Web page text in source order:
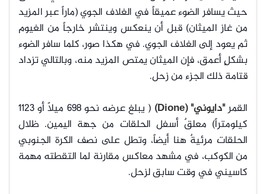
حيث يسافر الضوء عميقاً في الغلاف الجوي (ماراً عبر المزيد
من غاز الميثان) قبل أن ينعكس وينتشر خارجاً من الغيوم
ثم يعود إلى الغلاف الجوي. في هكذا صور، كلما سافر الضوء
بشكلٍ أعمق، فإن الميثان يمتص المزيد منه، وبالتالي تزداد
قتامة ذلك الجزء من زحل.
القمر"دايوني" (Dione)
( يبلغ عرضه نحو 698 ميلاً أو 1123
كيلومتراً) معلقٌ أسفل الحلقات من جهة اليمين. ظلال
الحلقات مرئيةٌ هنا أيضاً، وتطل على نصف الكرة الجنوبي
من الكوكب، في مشهد معاكس مقارنة لما التقطته مهمة
كاسيني في وقت سابق لزحل.